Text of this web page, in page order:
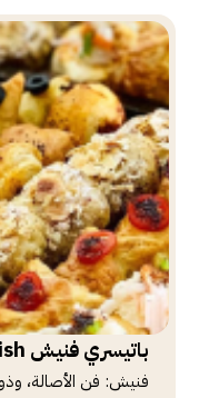
باتيسري فنيش Pâtisserie Fennish
فنيش: فن الأصالة،